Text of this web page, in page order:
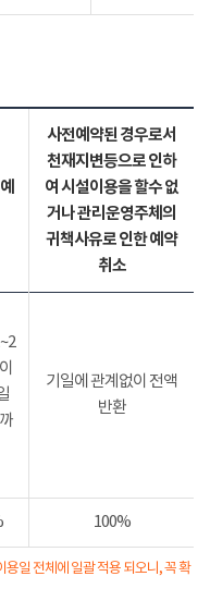
사전예약된 경우로서
천재지변등으로 인하
여 시설이용을 할수 없
거나 관리운영주체의
귀책사유로 인한 예약
취소
기일에 관계없이 전액
반환
100%
일 전체에 일괄 적용 되오니, 꼭 확